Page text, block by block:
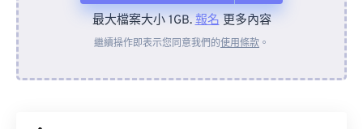
來自裝置
最大檔案大小 1GB.報名更多內容
繼續操作即表示您同意我們的使用條款 。